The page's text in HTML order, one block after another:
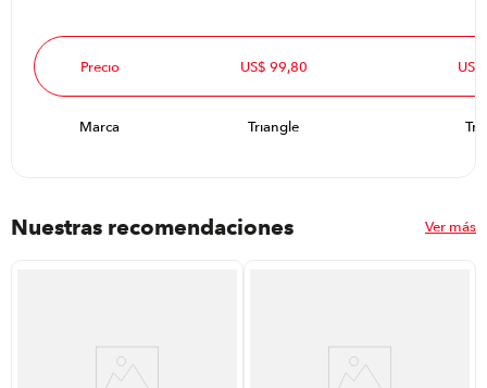
Precio US$ 99,80
Marca Triangle
Nuestras recomendaciones Ver más